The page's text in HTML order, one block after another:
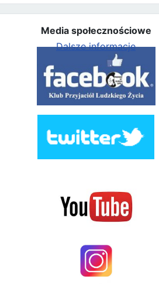
Media społecznościowe
Dalsze informacje